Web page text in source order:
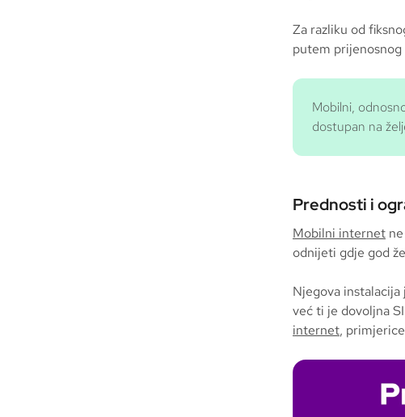
Za razliku od
putem
Mobilni,
dostupan na
Prednosti i
Mobilni internet
odnijeti gdje god
Njegova
već ti je dovoljna
internet,